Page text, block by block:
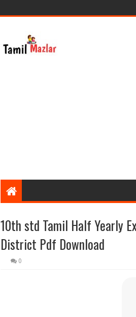
10th std Tamil Half Yearly
District Pdf Download
0